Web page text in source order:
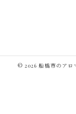
© 2026 船橋市のアロ